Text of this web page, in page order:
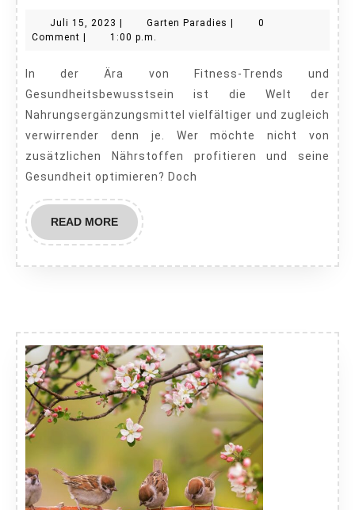
oder
in
Sachen
Effektivität?
Juli 15, 2023 Juli
15,
Garten Paradies Garten0
Comment
1:00 p.m.
Gesundheitsbewusstsein ist die Welt der
Nahrungsergänzungsmittel vielfältiger und zugleich
verwirrender denn je. Wer möchte nicht von
zusätzlichen Nährstoffen profitieren und seine
Gesundheit optimieren? Doch
READ MOREREAD
MORE